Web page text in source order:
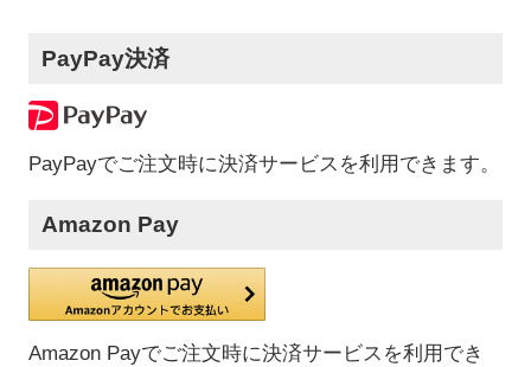
PayPay決済
PayPayでご注文時に決済サービスを利用できます。
Amazon Pay
Amazon Payでご注文時に決済サービスを利用でき